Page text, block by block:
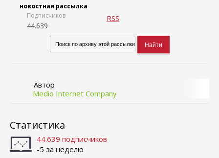
новостная рассылка
Подписчиков
44.639
RSS
Автор
Medio Internet Company
Статистика
44.639 подписчиков
-5 за неделю